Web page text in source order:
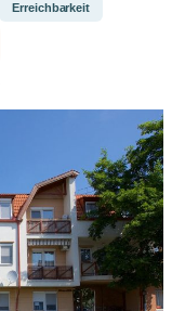
Erreichbarkeit